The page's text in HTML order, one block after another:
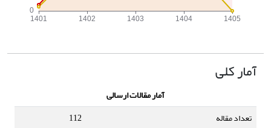
آمار کلی
آمار مقالات ارسالی
تعداد مقاله
112